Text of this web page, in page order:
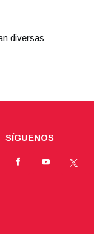
diversas
SÍGUENOS